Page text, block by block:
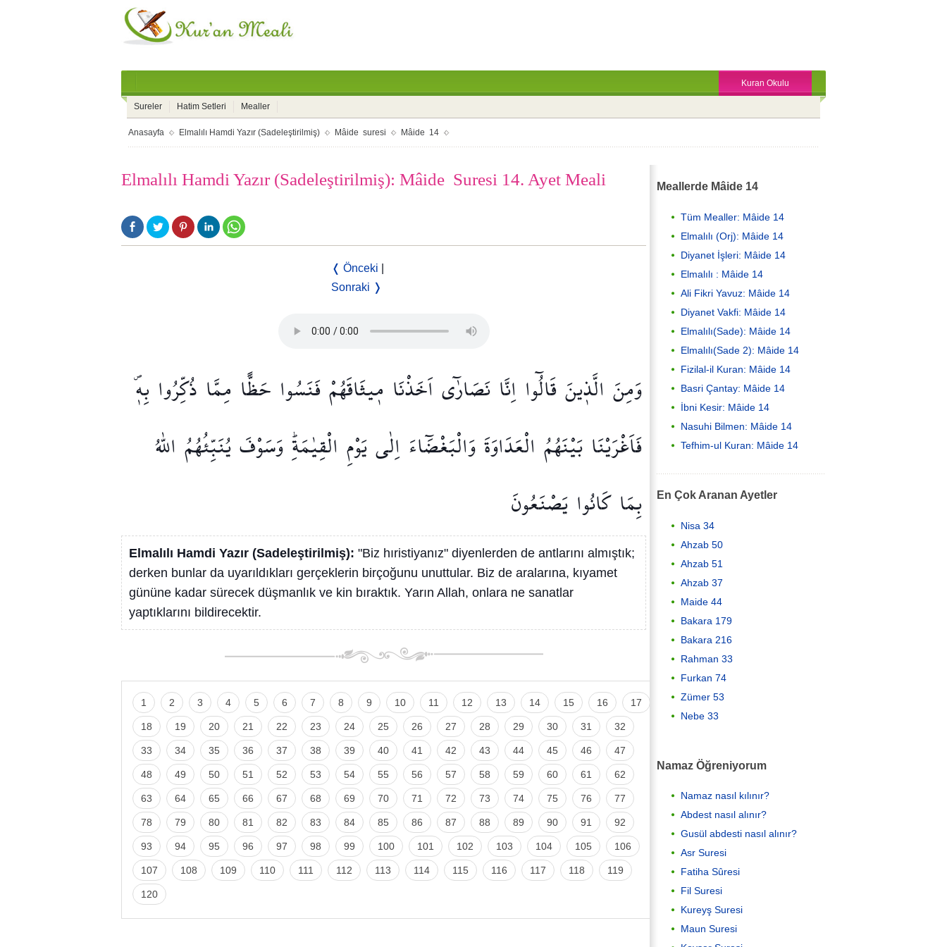
Kuran Okulu
Sureler Hatim Setleri Mealler
Anasayfa Elmalılı Hamdi Yazır (Sadeleştirilmiş) Mâide suresi Mâide 14
Elmalılı Hamdi Yazır (Sadeleştirilmiş): Mâide Suresi 14. Ayet Meali
❬ Önceki
Sonraki ❭
وَمِنَ الَّذ۪ينَ قَالُٓوا اِنَّا نَصَارٰٓىاَخَذْنَا م۪يثَاقَهُمْفَنَسُوا حَظًّا مِمَّا ذُكِّرُوا بِه۪ۖ
فَاَغْرَيْنَا بَيْنَهُمُ الْعَدَاوَةَوَالْبَغْضَٓاءَ اِلٰىيَوْمِ الْقِيٰمَةِۜوَسَوْفَيُنَبِّئُهُمُ اللّٰهُ
بِمَا كَانُوا يَصْنَعُونَ
Elmalılı Hamdi Yazır (Sadeleştirilmiş): "Biz hıristiyanız" diyenlerden de antlarını almıştık;
derken bunlar da uyarıldıkları gerçeklerin birçoğunu unuttular. Biz de aralarına, kıyamet
gününe kadar sürecek düşmanlık ve kin bıraktık. Yarın Allah, onlara ne sanatlar
yaptıklarını bildirecektir.
1 2 3 4 5 6 7 8 9 10 11 12 13 14 15 16 17
18 19 20 21 22 23 24 25 26 27 28 29 30 31 32
33 34 35 36 37 38 39 40 41 42 43 44 45 46 47
48 49 50 51 52 53 54 55 56 57 58 59 60 61 62
63 64 65 66 67 68 69 70 71 72 73 74 75 76 77
78 79 80 81 82 83 84 85 86 87 88 89 90 91 92
93 94 95 96 97 98 99 100 101 102 103 104 105 106
107 108 109 110 111 112 113 114 115 116 117 118 119
120
Meallerde Mâide 14
Tüm Mealler: Mâide 14
Elmalılı (Orj): Mâide 14
Diyanet İşleri: Mâide 14
Elmalılı : Mâide 14
Ali Fikri Yavuz: Mâide 14
Diyanet Vakfi: Mâide 14
Elmalılı(Sade): Mâide 14
Elmalılı(Sade 2): Mâide 14
Fizilal-il Kuran: Mâide 14
Basri Çantay: Mâide 14
İbni Kesir: Mâide 14
Nasuhi Bilmen: Mâide 14
Tefhim-ul Kuran: Mâide 14
En Çok Aranan Ayetler
Nisa 34
Ahzab 50
Ahzab 51
Ahzab 37
Maide 44
Bakara 179
Bakara 216
Rahman 33
Furkan 74
Zümer 53
Nebe 33
Namaz Öğreniyorum
Namaz nasıl kılınır?
Abdest nasıl alınır?
Gusül abdesti nasıl alınır?
Asr Suresi
Fatiha Sûresi
Fil Suresi
Kureyş Suresi
Maun Suresi